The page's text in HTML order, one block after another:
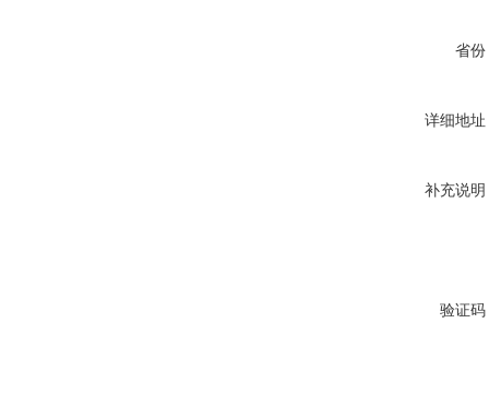
省份
详细地址
补充说明
验证码